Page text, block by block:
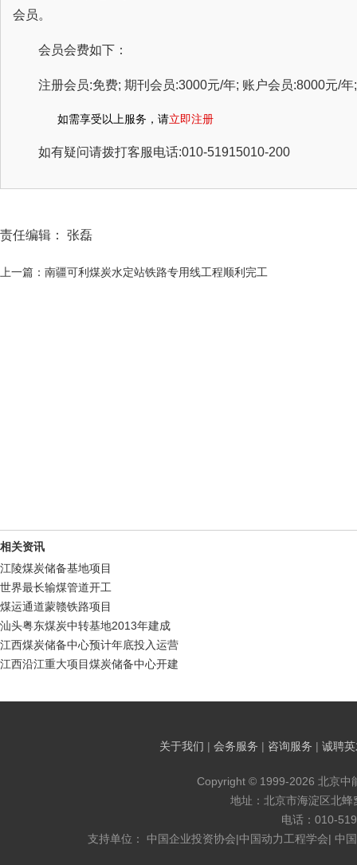
会员。
会员会费如下：
注册会员:免费; 期刊会员:3000元/年; 账户会员:8000元/
如需享受以上服务，请立即注册
如有疑问请拨打客服电话:010-51915010-200
责任编辑： 张磊
上一篇：南疆可利煤炭水定站铁路专用线工程顺利完工
相关资讯
江陵煤炭储备基地项目
世界最长输煤管道开工
煤运通道蒙赣铁路项目
汕头粤东煤炭中转基地2013年建成
江西煤炭储备中心预计年底投入运营
江西沿江重大项目煤炭储备中心开建
关于我们 | 会务服务 | 咨询服务 | 诚聘
Copyright © 1999-2026 北京中
地址：北京市海淀区北
电话：010-
支持单位： 中国企业投资协会|中国动力工程学会| 中